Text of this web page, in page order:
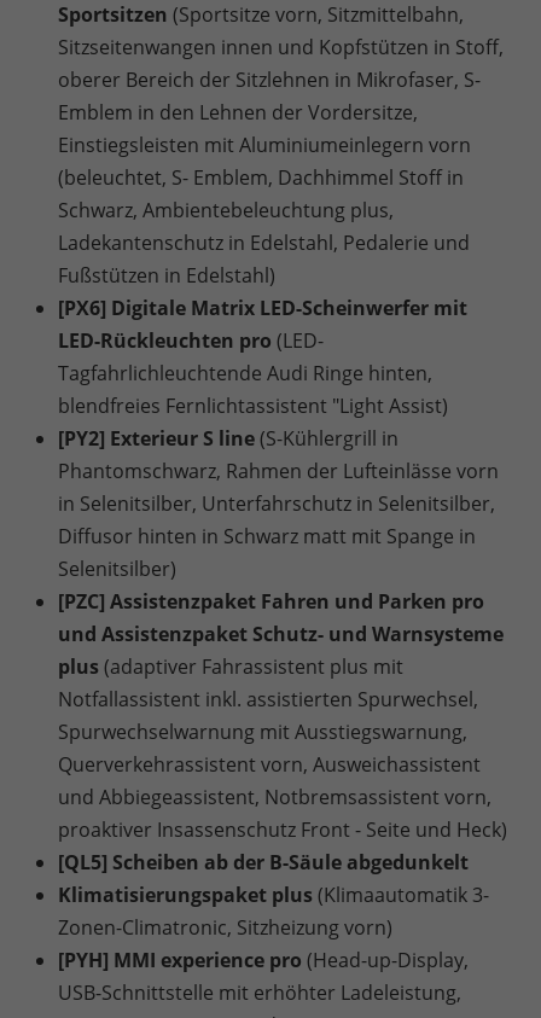
Sportsitzen (Sportsitze vorn, Sitzmittelbahn,
Sitzseitenwangen innen und Kopfstützen in Stoff,
oberer Bereich der Sitzlehnen in Mikrofaser, S-
Emblem in den Lehnen der Vordersitze,
Einstiegsleisten mit Aluminiumeinlegern vorn
(beleuchtet, S- Emblem, Dachhimmel Stoff in
Schwarz, Ambientebeleuchtung plus,
Ladekantenschutz in Edelstahl, Pedalerie und
Fußstützen in Edelstahl)
[PX6] Digitale Matrix LED-Scheinwerfer mit
LED-Rückleuchten pro (LED-
Tagfahrlichleuchtende Audi Ringe hinten,
blendfreies Fernlichtassistent "Light Assist)
[PY2] Exterieur S line(S-Kühlergrill in
Phantomschwarz, Rahmen der Lufteinlässe vorn
in Selenitsilber, Unterfahrschutz in Selenitsilber,
Diffusor hinten in Schwarz matt mit Spange in
Selenitsilber)
[PZC] Assistenzpaket Fahren und Parken pro
und Assistenzpaket Schutz- und Warnsysteme
plus (adaptiver Fahrassistent plus mit
Notfallassistent inkl. assistierten Spurwechsel,
Spurwechselwarnung mit Ausstiegswarnung,
Querverkehrassistent vorn, Ausweichassistent
und Abbiegeassistent, Notbremsassistent vorn,
proaktiver Insassenschutz Front - Seite und Heck)
[QL5] Scheiben ab der B-Säule abgedunkelt
Klimatisierungspaket plus (Klimaautomatik 3-
Zonen-Climatronic, Sitzheizung vorn)
[PYH] MMI experience pro (Head-up-Display,
USB-Schnittstelle mit erhöhter Ladeleistung,